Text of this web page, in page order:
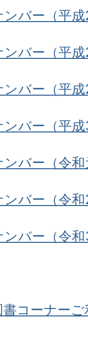
バー（平
バー（平
バー（平
バー（平
バー（令
バー（令
バー（令
コーナーご